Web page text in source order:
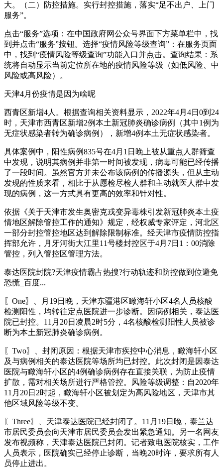
大。（二）防控措施。实行封控措施，落实“足不出户、上门
服务”。
点击“服务”选项：在中国政府网公众号界面下方菜单栏中，找
到并点击“服务”按钮。选择“疫情风险等级查询”：在服务页面
中，找到“疫情风险等级查询”功能入口并点击。查询结果：系
统将自动显示当前定位所在地的疫情风险等级（如低风险、中
风险或高风险）。
天津4月份疫情是因为啥呢
西青区新增4人。根据查询相关资料显示，2022年4月4日0到24
时，天津市西青区新增2例本土新冠肺炎确诊病例（其中1例为
无症状感染者转为确诊病例），新增4例本土无症状感染者。
具体案例中，阳性病例835号在4月1日晚上被从重点人群筛查
中发现，说明其病例并非第一时间被发现，病毒可能已经传播
了一段时间。虽然官方并未公布该病例的传播源头，但从主动
发现的性质来看，相比于从愿检尽检人群和主动就医人群中发
现的病例，这一方式具有更高的效率和针对性。
依据《关于天津市发生奥密克戎变异毒株引发新冠肺炎本土疫
情地区解除管控工作的通知》规定，经权威专家评定，河北区
一部分封控管控地区达到解除限制标准。经天津市疫情防控指
挥部允许，月牙河街大江里11号楼封控区于4月7日1：00消除
管控，列入管控区管理方法。
泰达医院封院?天津疫情霸占热搜?行动轨迹和防控做到位避免
恐慌_百度...
〖One〗、月19日晚，天津东疆港区瞰海轩小区4名人员核酸
检测阳性，均转往定点医院进一步诊断。因病例相关，泰达医
院已封控。11月20日凌晨2时5分，4名核酸检测阳性人员被诊
断为本土新冠肺炎确诊病例。
〖Two〗、封闭原因：根据天津市疾控中心消息，瞰海轩小区
及与病例相关的泰达医院等场所均已封控。此次封闭是因泰达
医院与瞰海轩小区的4例确诊病例存在直接关联，为防止疫情
扩散，需对相关场所进行严格管控。风险等级调整：自2020年
11月20日2时起，瞰海轩小区被划定为高风险地区，天津市其
他区域风险等级不变。
〖Three〗、天津泰达医院已经封闭了。11月19日晚，泰兰达
市居民委员会向天津市居民委员会发出紧急通知。另一名网友
发布视频称，天津泰达医院已封闭。记者致电医院核实，工作
人员表示，医院确实已经停止诊断，当晚20时许，要求所有人
员停止进出。